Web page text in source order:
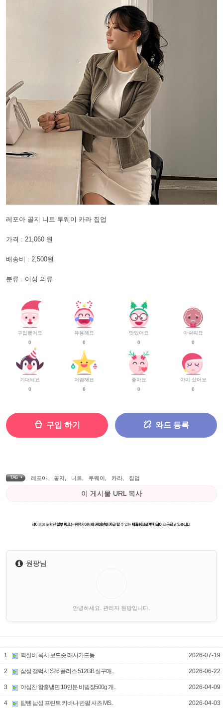
레포아 골지 니트 투웨이 카라 집업
가격 : 21,060 원
배송비 : 2,500원
분류 : 여성 의류
구입했어요
0
기대돼요
0
유용해요
0
저렴해요
0
맛있어요
0
좋아요
0
아쉬워요
0
이미 샀어요
0
구입 하기 와드 등록
TAG • 레포아 골지 니트 투웨이 카라 집업
이 게시물 URL 복사
원팡님
안녕하세요. 관리자 원팡입니다.
1 퀵실버 록시 보드숏 래시가드등 2026-07-19
2 삼성 갤럭시 S26 플러스 512GB 실구매.. 2026-06-22
3 야심찬 함흥냉면 10인분 비빔장500g 개.. 2026-04-09
4 탑텐 남성 프린트 카바나 반팔 셔츠 MS.. 2026-04-03